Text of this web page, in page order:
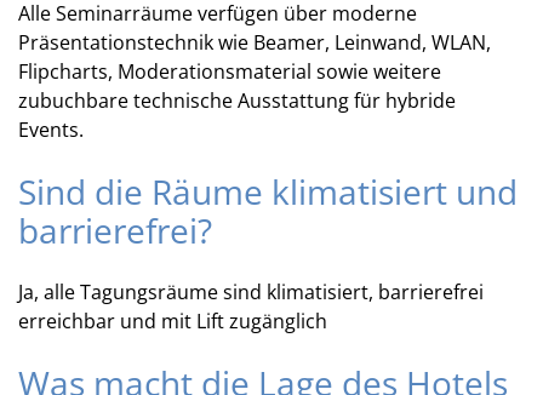
Alle Seminarräume verfügen über moderne
Präsentationstechnik wie Beamer, Leinwand, WLAN,
Flipcharts, Moderationsmaterial sowie weitere
zubuchbare technische Ausstattung für hybride
Events.
Sind die Räume klimatisiert und
barrierefrei?
Ja, alle Tagungsräume sind klimatisiert, barrierefrei
erreichbar und mit Lift zugänglich
Was macht die Lage des Hotels